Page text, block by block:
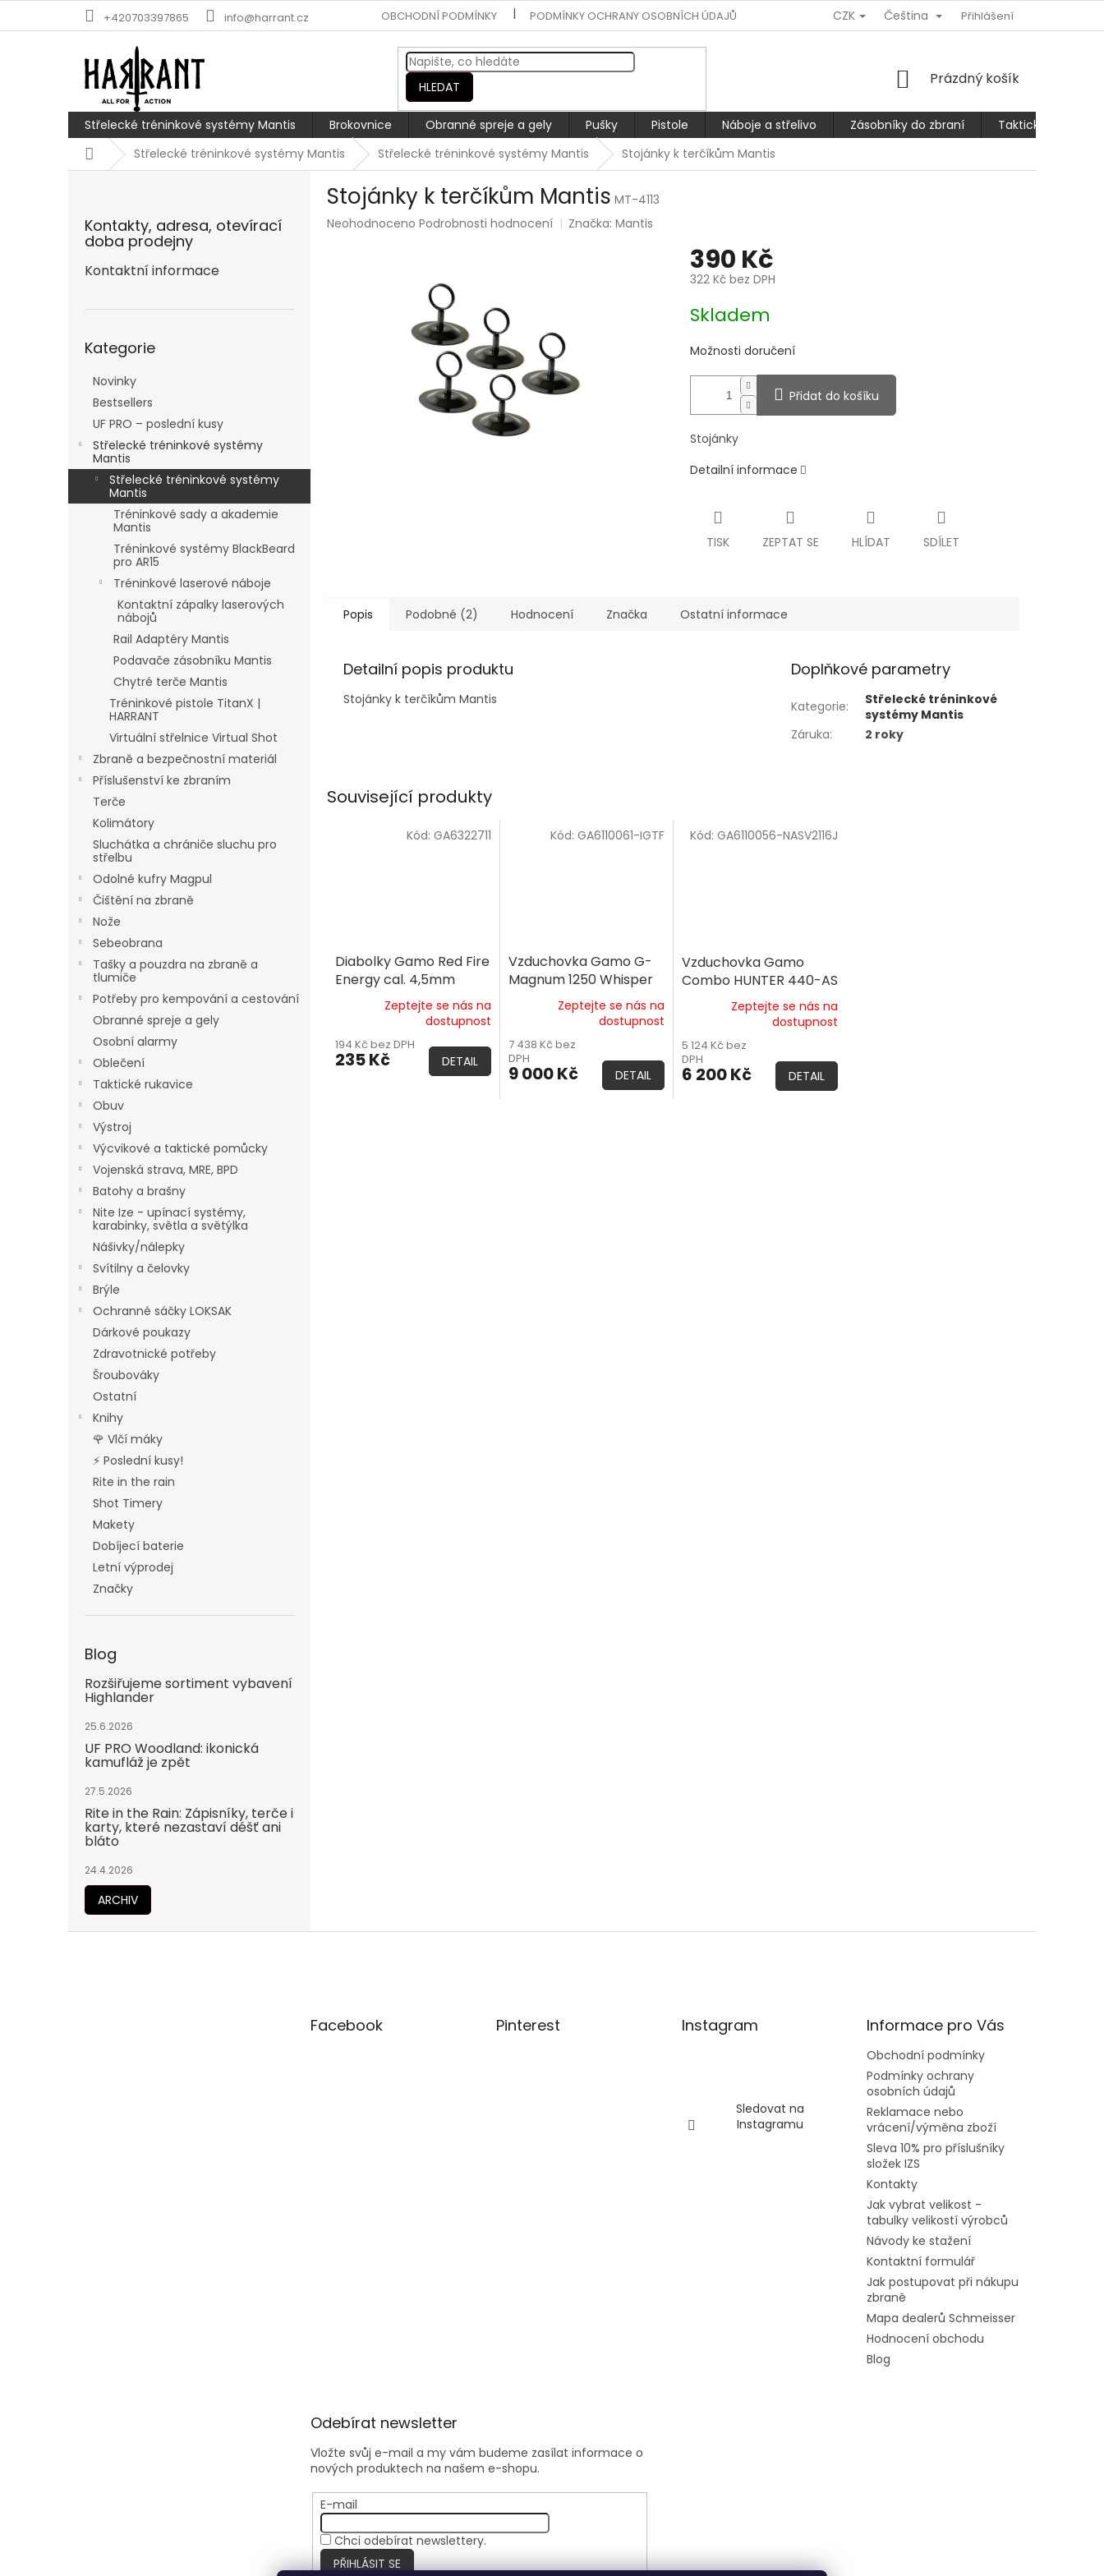
+420703397865 info@harrant.cz OBCHODNÍ PODMÍNKY PODMÍNKY OCHRANY OSOBNÍCH ÚDAJŮ REKLAMACE NEBO VRÁCENÍ/VÝMĚNA ZBOŽÍ
CZK Čeština Přihlášení
HLEDAT
NÁKUPNÍ
Prázdný košík
Střelecké tréninkové systémy Mantis Brokovnice Obranné spreje a gely Pušky Pistole Náboje a střelivo Zásobníky do zbraní
Taktické kalhoty
DomůStřelecké tréninkové systémy Mantis Střelecké tréninkové systémy Mantis Stojánky k terčíkům Mantis
Kontakty, adresa, otevírací
doba prodejny
Kontaktní informace
kategorie
Kategorie
Novinky
Bestsellers
UF PRO – poslední kusy
Střelecké tréninkové systémy
Mantis
Střelecké tréninkové systémy
Mantis
Tréninkové sady a akademie
Mantis
Tréninkové systémy BlackBeard
pro AR15
Tréninkové laserové náboje
Kontaktní zápalky laserových
nábojů
Rail Adaptéry Mantis
Podavače zásobníku Mantis
Chytré terče Mantis
Tréninkové pistole TitanX |
HARRANT
Virtuální střelnice Virtual Shot
Zbraně a bezpečnostní materiál
Příslušenství ke zbraním
Terče
Kolimátory
Sluchátka a chrániče sluchu pro
střelbu
Odolné kufry Magpul
Čištění na zbraně
Nože
Sebeobrana
Tašky a pouzdra na zbraně a
tlumiče
Potřeby pro kempování a cestování
Obranné spreje a gely
Osobní alarmy
Oblečení
Taktické rukavice
Obuv
Výstroj
Výcvikové a taktické pomůcky
Vojenská strava, MRE, BPD
Batohy a brašny
Nite Ize - upínací systémy,
karabinky, světla a světýlka
Nášivky/nálepky
Svítilny a čelovky
Brýle
Ochranné sáčky LOKSAK
Dárkové poukazy
Zdravotnické potřeby
Šroubováky
Ostatní
Knihy
🌹 Vlčí máky
⚡ Poslední kusy!
Rite in the rain
Shot Timery
Makety
Dobíjecí baterie
Letní výprodej
Značky
Blog
Rozšiřujeme sortiment vybavení
Highlander
25.6.2026
UF PRO Woodland: ikonická
kamufláž je zpět
27.5.2026
Rite in the Rain: Zápisníky, terče i
karty, které nezastaví déšť ani
bláto
24.4.2026
ARCHIV
Stojánky k terčíkům Mantis MT-4113
Průměrné
Neohodnoceno Podrobnosti hodnocení Značka:Mantis
390 Kč
322 Kč bez DPH
cena:
Skladem
Možnosti doručení
Přidat do košíku
Stojánky
Detailní informace
TISK ZEPTAT SE HLÍDAT SDÍLET
Související produkty
Diabolky Gamo Red Fire
Energy cal. 4,5mm
Zeptejte se nás na
dostupnost
194 Kč bez DPH
235 Kč DETAIL
Kód: GA6322711
Vzduchovka Gamo G-
Magnum 1250 Whisper
IGT Mach1 cal. 4,5mm
Zeptejte se nás na
dostupnost
7 438 Kč bez
DPH
9 000 Kč DETAIL
Kód: GA6110061-IGTF
Vzduchovka Gamo
Combo HUNTER 440-AS
Zeptejte se nás na
dostupnost
5 124 Kč bez
DPH
6 200 Kč DETAIL
Kód:GA6110056-NASV2116J
Popis Podobné (2) Hodnocení Značka Ostatní informace
Detailní popis produktu
Stojánky k terčíkům Mantis
Doplňkové parametry
Kategorie:
Střelecké tréninkové
systémy Mantis
Záruka: 2 roky
Facebook Pinterest Instagram
Sledovat na
Instagramu
Informace pro Vás
Obchodní podmínky
Podmínky ochrany
osobních údajů
Reklamace nebo
vrácení/výměna zboží
Sleva 10% pro příslušníky
složek IZS
Kontakty
Jak vybrat velikost -
tabulky velikostí výrobců
Návody ke stažení
Kontaktní formulář
Jak postupovat při nákupu
zbraně
Mapa dealerů Schmeisser
Hodnocení obchodu
Blog
Odebírat newsletter
Vložte svůj e-mail a my vám budeme zasílat informace o
nových produktech na našem e-shopu.
E-mail
Chci odebírat newslettery.
PŘIHLÁSIT SE